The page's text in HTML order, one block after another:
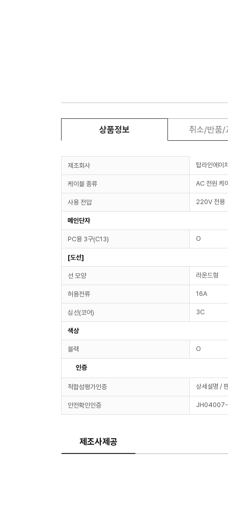
상품정보 취소/반품/
제조회사 탑라인에이
케이블 종류 AC 전원 케
사용 전압 220V 전용
메인단자
PC용 3구(C13) O
[도선]
선 모양 라운드형
허용전류 16A
심선(코어) 3C
색상
블랙 O
인증
적합성평가인증 상세설명 /
안전확인인증
제조사제공